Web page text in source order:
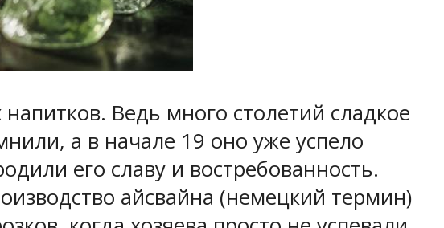
Ведь много столетий сладкое
а в начале 19 оно уже успело
его славу и востребованность.
айсвайна (немецкий термин)